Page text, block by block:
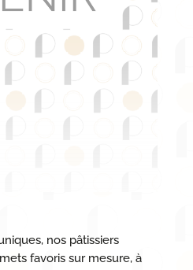
nos pâtissiers
favoris sur mesure, à